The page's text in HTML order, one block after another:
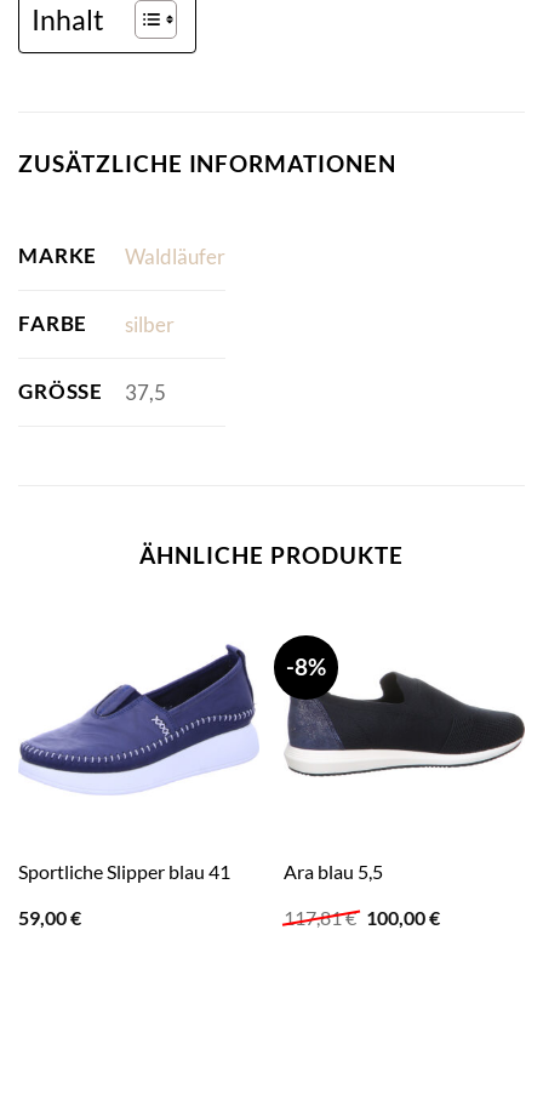
Inhalt
ZUSÄTZLICHE INFORMATIONEN
MARKE Waldläufer
FARBE silber
GRÖSSE 37,5
ÄHNLICHE PRODUKTE
Sportliche Slipper blau 41
59,00€
-8%
Ara blau 5,5
117,81€ Ursprünglicher
Preis
100,00€Aktueller